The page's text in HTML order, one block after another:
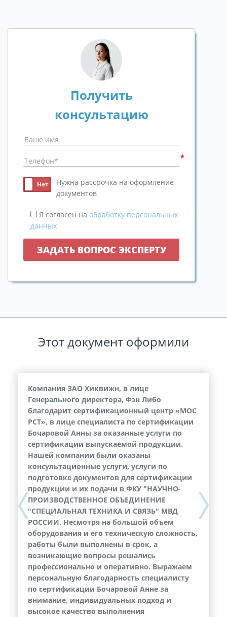
Получить
консультацию
Нужна рассрочка на оформление
документов
Я согласен на обработку персональных
данных
Этот документ оформили
Компания ЗАО Хиквижн, в лице
Генерального директора, Фэн Либо
благодарит сертификационный центр «МОС
РСТ», в лице специалиста по сертификации
Бочаровой Анны за оказанные услуги по
сертификации выпускаемой продукции.
Нашей компании были оказаны
консультационные услуги, услуги по
подготовке документов для сертификации
продукции и их подачи в ФКУ "НАУЧНО-
ПРОИЗВОДСТВЕННОЕ ОБЪЕДИНЕНИЕ
"СПЕЦИАЛЬНАЯ ТЕХНИКА И СВЯЗЬ" МВД
РОССИИ. Несмотря на большой объем
оборудования и его техническую сложность,
работы были выполнены в срок, а
возникающие вопросы решались
профессионально и оперативно. Выражаем
персональную благодарность специалисту
по сертификации Бочаровой Анне за
внимание, индивидуальных подход и
высокое качество выполнения
Next